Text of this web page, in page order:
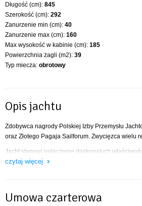
Długość (cm): 845
Szerokość (cm): 292
Zanurzenie min (cm): 40
Zanurzenie max (cm): 160
Max wysokość w kabinie (cm): 185
Powierzchnia żagli (m2): 39
Typ miecza: obrotowy
Opis jachtu
Zdobywca nagrody Polskiej Izby Przemysłu
oraz Złotego Pagaja Sailforum. Zwycięzca wielu
Jacht stanowi połączenie doskonałych
mieszkalnym. Zastosowano w nim przesunięcie
znacznie zyskał on na właściwościach
żegludze potwierdzają również liczne sukcesy
opinie użytkowników. Jednostkę wyróżnia
czytaj więcej
Umowa czarterowa